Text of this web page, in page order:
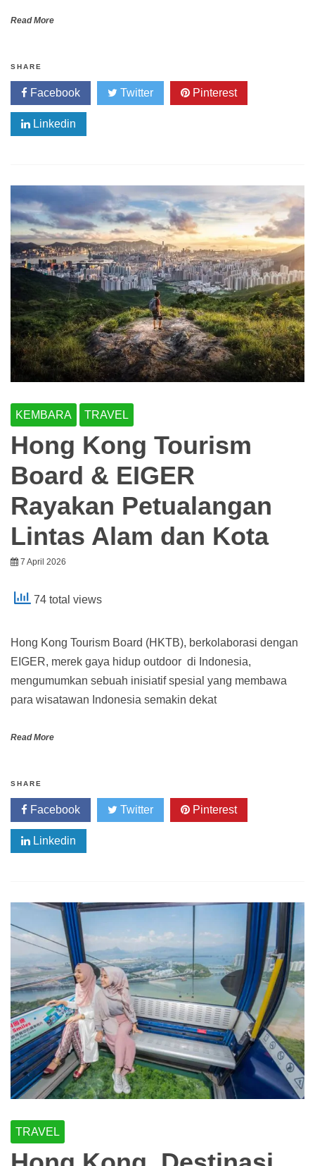
Read More
SHARE
Facebook Twitter Pinterest
Linkedin
KEMBARA TRAVEL
Hong Kong Tourism
Board & EIGER
Rayakan Petualangan
Lintas Alam dan Kota
7 April 2026
74 total views
Hong Kong Tourism Board (HKTB), berkolaborasi dengan
EIGER, merek gaya hidup outdoor di Indonesia,
mengumumkan sebuah inisiatif spesial yang membawa
para wisatawan Indonesia semakin dekat
Read More
SHARE
Facebook Twitter Pinterest
Linkedin
TRAVEL